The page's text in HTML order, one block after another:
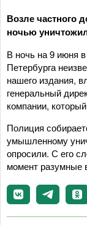
Возле частного
ночью
В ночь на 9 июня
Петербурга
нашего издания,
генеральный
компании,
Полиция
умышленному
опросили. С его
момент разумные